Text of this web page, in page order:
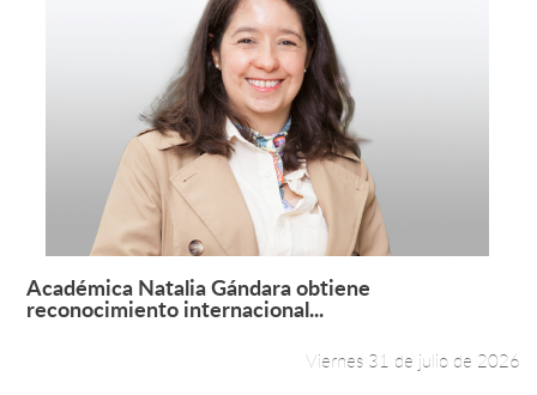
Leer más +
Académica Natalia Gándara obtiene
reconocimiento internacional...
Viernes 31 de julio de 2026